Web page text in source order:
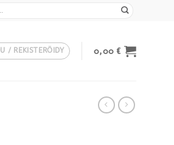
/ REKISTERÖIDY 0,00€